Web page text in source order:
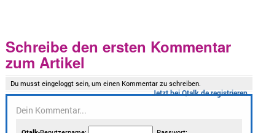
Schreibe den ersten Kommentar
zum Artikel